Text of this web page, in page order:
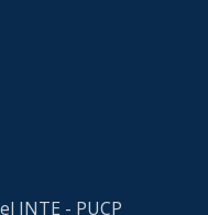
INTE - PUCP